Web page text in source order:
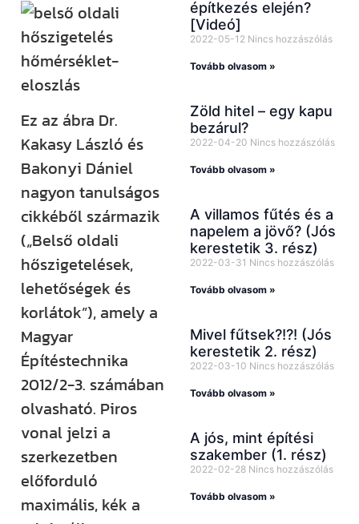
Ez az ábra Dr.
Kakasy László és
Bakonyi Dániel
nagyon tanulságos
cikkéből származik
(„Belső oldali
hőszigetelések,
lehetőségek és
korlátok”), amely a
Magyar
Építéstechnika
2012/2-3. számában
olvasható. Piros
vonal jelzi a
szerkezetben
előforduló
maximális, kék a
építkezés elején?
[Videó]
2022-05-12 Nincs hozzászólás
Tovább olvasom »
Zöld hitel – egy kapu
bezárul?
2022-04-20 Nincs hozzászólás
Tovább olvasom »
A villamos fűtés és a
napelem a jövő? (Jós
kerestetik 3. rész)
2022-03-31 Nincs hozzászólás
Tovább olvasom »
Mivel fűtsek?!?! (Jós
kerestetik 2. rész)
2022-03-10 Nincs hozzászólás
Tovább olvasom »
A jós, mint építési
szakember (1. rész)
2022-02-28 Nincs hozzászólás
Tovább olvasom »